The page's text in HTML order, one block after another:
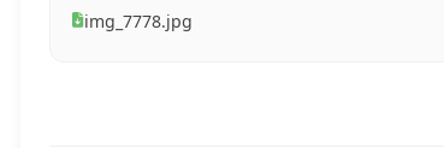
img_7778.jpg